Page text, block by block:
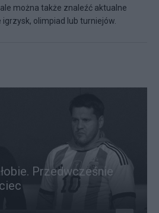
można także znaleźć aktualne
olimpiad lub turniejów.
Przedwcześnie